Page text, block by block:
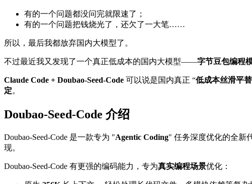
有的一个问题都没问完就限速了；
有的一个问题把钱烧光了，还欠了一大笔……
所以，最后我都放弃国内大模型了。
不过最近我又发现了一个真正低成本的国内大模型——字节豆包编程
Claude Code + Doubao-Seed-Code 可以说是国内真正 “低成本丝滑平
定。
Doubao-Seed-Code 介绍
Doubao-Seed-Code 是一款专为 "Agentic Coding" 任务深度优化的全新
现。
Doubao-Seed-Code 有更强的编码能力，专为真实编程场景优化：